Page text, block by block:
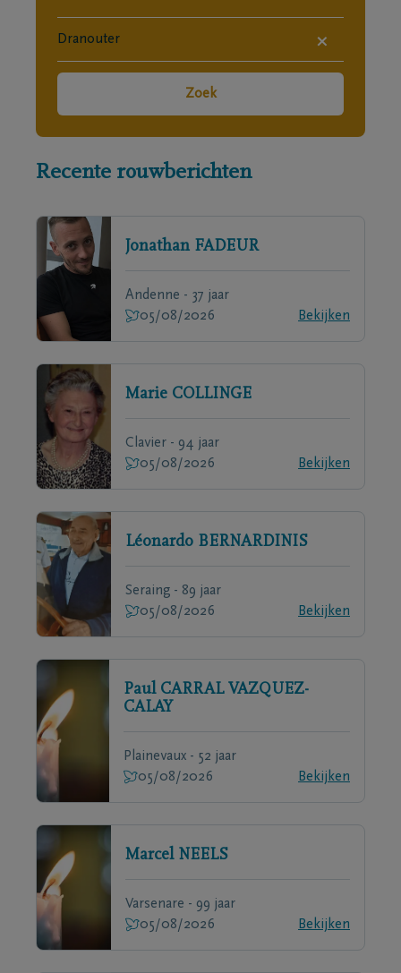
×
Zoek
Recente rouwberichten
Jonathan FADEUR
Andenne - 37 jaar
05/08/2026
Bekijken
Marie COLLINGE
Clavier - 94 jaar
05/08/2026
Bekijken
Léonardo BERNARDINIS
Seraing - 89 jaar
05/08/2026
Bekijken
Paul CARRAL VAZQUEZ-
CALAY
Plainevaux - 52 jaar
05/08/2026
Bekijken
Marcel NEELS
Varsenare - 99 jaar
05/08/2026
Bekijken